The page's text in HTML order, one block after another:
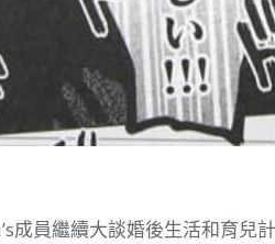
成員繼續大談婚後生活和育兒